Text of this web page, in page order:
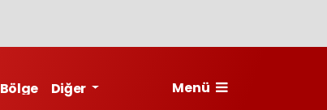
Bölge Diğer Menü